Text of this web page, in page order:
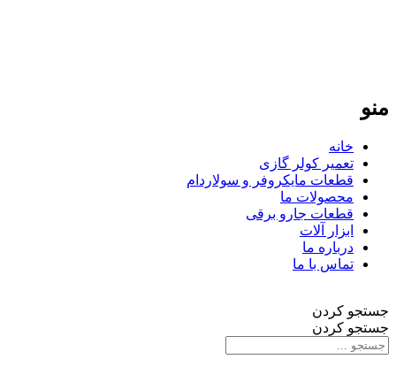
منو
خانه
تعمیر کولر گازی
قطعات مایکروفر و سولاردام
محصولات ما
قطعات جارو برقی
ابزار آلات
درباره ما
تماس با ما
جستجو کردن
جستجو کردن